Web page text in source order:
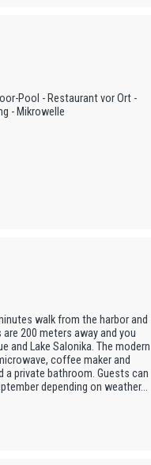
Pool - Restaurant vor Ort -
- Mikrowelle
walk from the harbor and
200 meters away and you
and Lake Salonika. The modern
coffee maker and
a private bathroom. Guests can
depending on weather...